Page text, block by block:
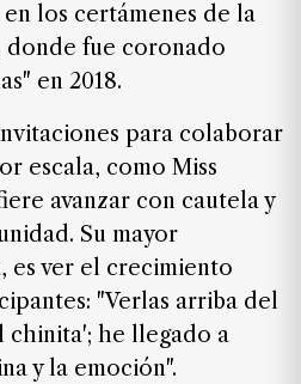
los certámenes de la
donde fue coronado
en 2018.
para colaborar
escala, como Miss
avanzar con cautela y
Su mayor
es ver el crecimiento
"Verlas arriba del
chinita'; he llegado a
y la emoción".